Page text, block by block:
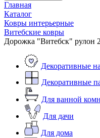
Главная
Каталог
Ковры интерьерные
Витебские ковры
Дорожка "Витебск" рулон
Декоративные
Декоративные
Для ванной
Для дачи
Для дома